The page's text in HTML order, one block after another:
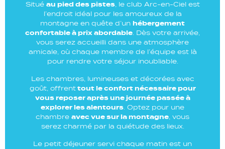
Situé au pied des pistes, le club Arc-en-Ciel est
l’endroit idéal pour les amoureux de la
montagne en quête d’un hébergement
confortable à prix abordable. Dès votre arrivée,
vous serez accueilli dans une atmosphère
amicale, où chaque membre de l’équipe est là
pour rendre votre séjour inoubliable.
Les chambres, lumineuses et décorées avec
goût, offrenttout le confort nécessaire pour
vous reposer après une journée passée à
explorer les alentours. Optez pour une
chambre avec vue sur la montagne, vous
serez charmé par la quiétude des lieux.
Le petit déjeuner servi chaque matin est un